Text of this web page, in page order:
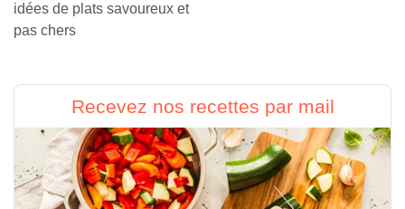
idées de plats savoureux et
pas chers
Recevez nos recettes par mail